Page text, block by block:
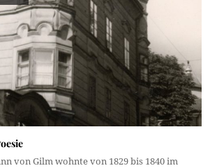
von Gilm wohnte von 1829 bis 1840 im